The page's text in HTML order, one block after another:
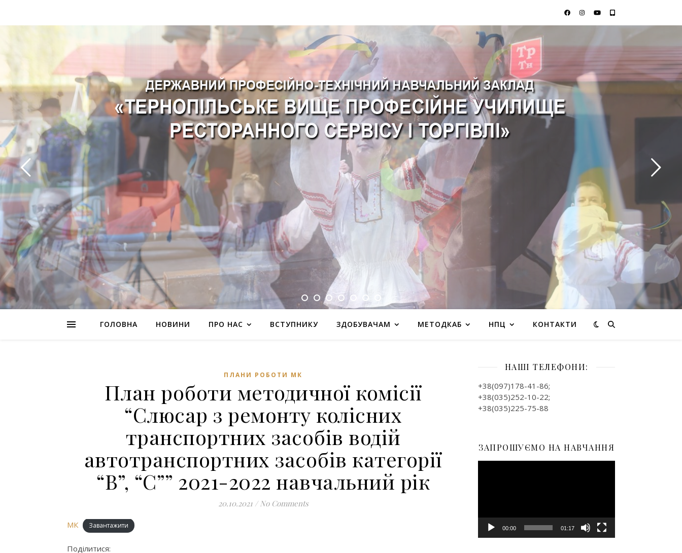
ГОЛОВНА НОВИНИ ПРО НАС ВСТУПНИКУ ЗДОБУВАЧАМ МЕТОДКАБ НПЦ КОНТАКТИ
ПЛАНИ РОБОТИ МК
План роботи методичної комісії
“Слюсар з ремонту колісних
транспортних засобів водій
автотранспортних засобів категорії
“В”, “С”” 2021-2022 навчальний рік
20.10.2021 / No Comments
МК Завантажити
Поділитися:
НАШІ ТЕЛЕФОНИ:
+38(097)178-41-86;
+38(035)252-10-22;
+38(035)225-75-88
ЗАПРОШУЄМО НА НАВЧАННЯ
00:00 01:17